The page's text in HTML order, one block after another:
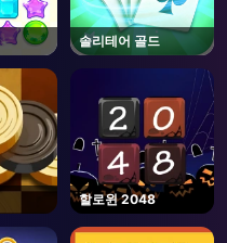
솔리테어 골드
할로윈 2048